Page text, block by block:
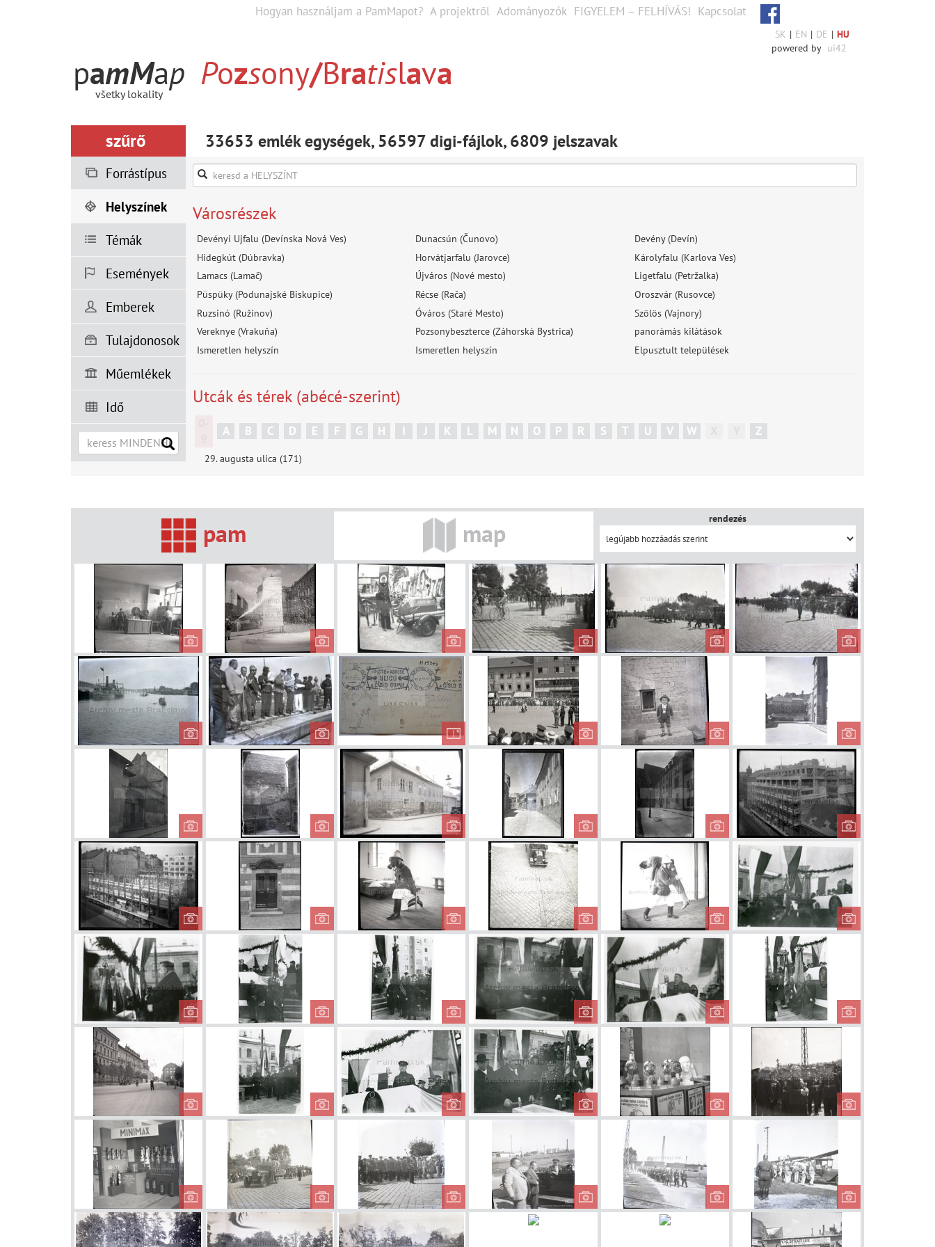
Hogyan használjam a PamMapot? A projektről Adományozók FIGYELEM – FELHÍVÁS! Kapcsolat
SK | EN | DE | HU
powered by ui42
pamMap
všetky lokality
Pozsony/Bratislava
szűrő 33653 emlék egységek, 56597 digi-fájlok, 6809 jelszavak
Forrástípus
Helyszínek
Témák
Események
Emberek
Tulajdonosok
Műemlékek
Idő
Városrészek
Devényi Ujfalu (Devínska Nová Ves) Dunacsún (Čunovo)
Devény (Devín)
Hidegkút (Dúbravka)
Horvátjarfalu (Jarovce)
Károlyfalu (Karlova Ves)
Lamacs (Lamač)
Újváros (Nové mesto)
Ligetfalu (Petržalka)
Püspüky (Podunajské Biskupice)
Récse (Rača)
Oroszvár (Rusovce)
Ruzsinó (Ružinov)
Óváros (Staré Mesto)
Szölös (Vajnory)
Vereknye (Vrakuňa)
Pozsonybeszterce (Záhorská Bystrica)
panorámás kilátások
Ismeretlen helyszín
Ismeretlen helyszín Elpusztult települések
Utcák és térek (abécé-szerint)
A B C D E F G H I J K L M N O P R S T U V W Z
29. augusta ulica (171)
pam map rendezés
Bratislavská
rodina v podniku
Hasenie
dreveného stĺpa
Medzinárodný
hasičský kongres
Hasičský sprievod
na Pribinovej
ulici
Hasičský sprievod
na Pribinovej
ulici
Hasičský
Hasičské
jednotky pri
prístave
Na hasičskej
slávnosti
Bratislavský hrad Sprievod hasičov Chlapček na
hasičskom zjazde
Námestie
Tzv. Malý
prepoštský dom
na Kapitulskej ul.
Búranie na
Kapitulskej ul.
Fara na
Kapitulskej ulici
Kapitulská ulica s
farou
Bývalé jezuitské
kolégium na
Kapitulskej ul.
Moldavia v
stavbe
Portál Heyblovho
domu
Ukážka hasičskej
práce
Hasičské auto Ukážka hasičskej
práce
Hasičská
Hasičská slávnosť Hasičská slávnosť Hasičská slávnosť Hasičská slávnosť Hasičská slávnosť Hasičská
Ukážka hasičskej
práce
Hasičská slavnosť Hasičská slavnosť Hasičská slávnosť Výstava
plynových
masiek
Hasičský
Výstava hasiacích
prístrojov
Hasičská slávnosť Hasičská slávnosť Hasičská slávnosť Hasičská slávnosť Hasičská